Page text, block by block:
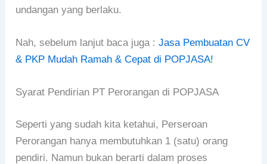
undangan yang berlaku.
Nah, sebelum lanjut baca juga :Jasa Pembuatan CV
& PKP Mudah Ramah & Cepat di POPJASA!
Syarat Pendirian PT Perorangan di POPJASA
Seperti yang sudah kita ketahui, Perseroan
Perorangan hanya membutuhkan 1 (satu) orang
pendiri. Namun bukan berarti dalam proses